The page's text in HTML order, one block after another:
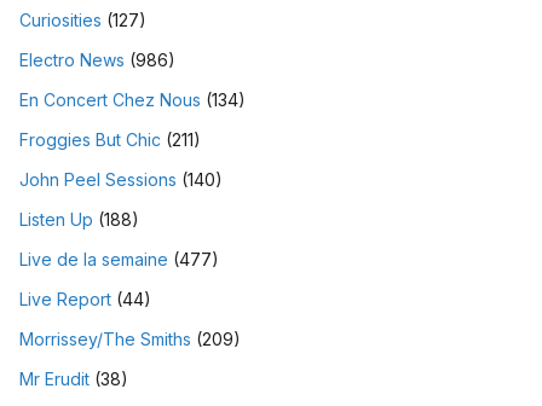
Curiosities (127)
Electro News (986)
En Concert Chez Nous (134)
Froggies But Chic (211)
John Peel Sessions (140)
Listen Up (188)
Live de la semaine (477)
Live Report (44)
Morrissey/The Smiths (209)
Mr Erudit (38)